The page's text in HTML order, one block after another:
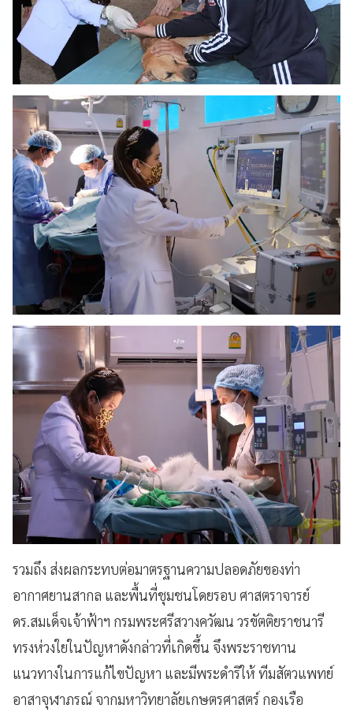
รวมถึง ส่งผลกระทบต่อมาตรฐานความปลอดภัยของท่า
อากาศยานสากล และพื้นที่ชุมชนโดยรอบ ศาสตราจารย์
ดร.สมเด็จเจ้าฟ้าฯ กรมพระศรีสวางควัฒน วรขัตติยราชนารี
ทรงห่วงใยในปัญหาดังกล่าวที่เกิดขึ้น จึงพระราชทาน
แนวทางในการแก้ไขปัญหา และมีพระดำริให้ ทีมสัตวแพทย์
อาสาจุฬาภรณ์ จากมหาวิทยาลัยเกษตรศาสตร์ กองเรือ